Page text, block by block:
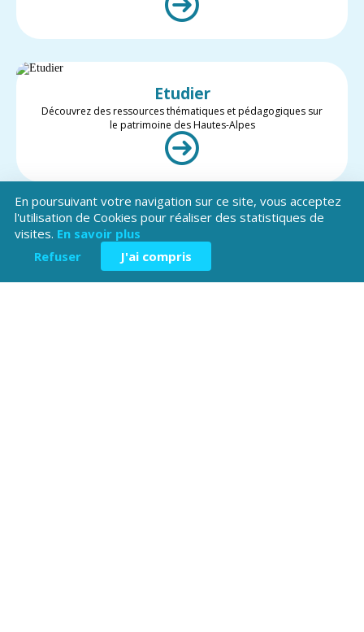
Etudier
Découvrez des ressources thématiques et pédagogiques sur
le patrimoine des Hautes-Alpes
Valoriser
Restez informé des projets et des actualités du patrimoine des
Hautes-Alpes
En poursuivant votre navigation sur ce site, vous acceptez
l'utilisation de Cookies pour réaliser des statistiques de
visites. En savoir plus
Refuser
J'ai compris